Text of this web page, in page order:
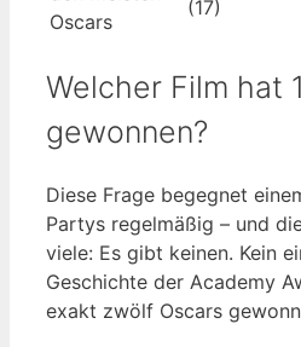
Oscars
(17)
Welcher Film hat
gewonnen?
Diese Frage begegnet
Partys regelmäßig – und
viele: Es gibt keinen. Kein
Geschichte der Academy
exakt zwölf Oscars